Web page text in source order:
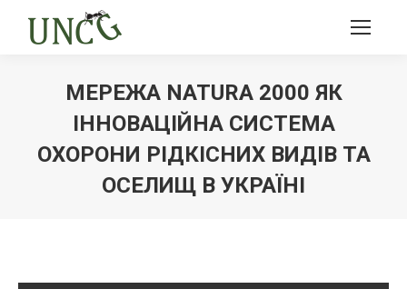
МЕРЕЖА NATURA 2000 ЯК
ІННОВАЦІЙНА СИСТЕМА
ОХОРОНИ РІДКІСНИХ ВИДІВ ТА
ОСЕЛИЩ В УКРАЇНІ